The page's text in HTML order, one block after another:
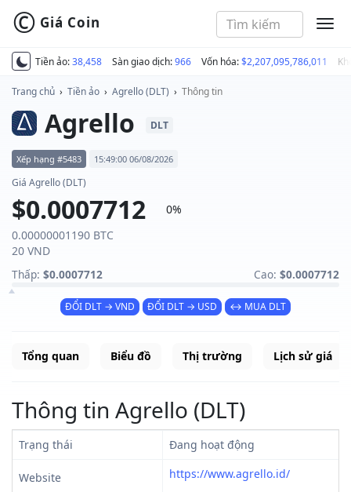
Tiền ảo:38,458 Sàn giao dịch:966 Vốn hóa:$2,207,095,786,011
© Giá Coin
Trang chủ › Tiền ảo › Agrello (DLT) › Thông tin
Agrello DLT
Xếp hạng #5483 15:49:00 06/08/2026
Giá Agrello (DLT)
$0.0007712
0%
0.00000001190 BTC
20 VND
Thấp: $0.0007712 Cao: $0.0007712
ĐỔI DLT → VND ĐỔI DLT → USD ↔ MUA DLT
Tổng quan Biểu đồ Thị trường Lịch sử giá
Thông tin Agrello (DLT)
Trạng thái Đang hoạt động
Website https://www.agrello.id/